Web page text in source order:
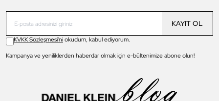
KAYIT OL
KVKK Sözleşmesi'niokudum, kabul ediyorum.
Kampanya ve yeniliklerden haberdar olmak için e-bültenimize abone olun!